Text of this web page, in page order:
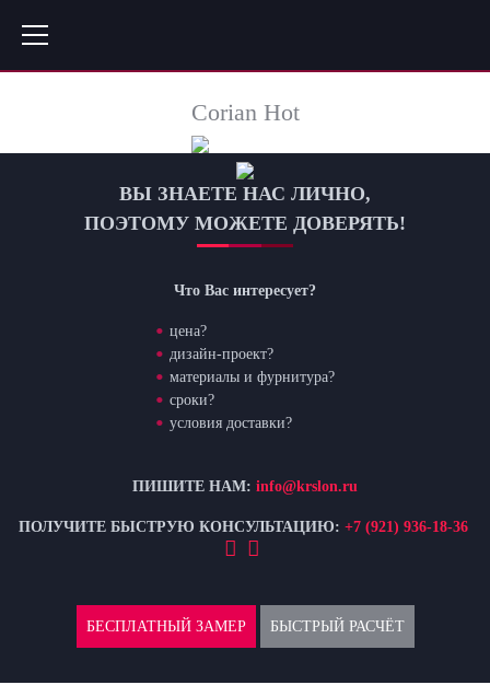
Corian Hot
ВЫ ЗНАЕТЕ НАС ЛИЧНО,
ПОЭТОМУ МОЖЕТЕ ДОВЕРЯТЬ!
Что Вас интересует?
цена?
дизайн-проект?
материалы и фурнитура?
сроки?
условия доставки?
ПИШИТЕ НАМ: info@krslon.ru
ПОЛУЧИТЕ БЫСТРУЮ КОНСУЛЬТАЦИЮ: +7 (921) 936-18-36
БЕСПЛАТНЫЙ ЗАМЕР БЫСТРЫЙ РАСЧЁТ